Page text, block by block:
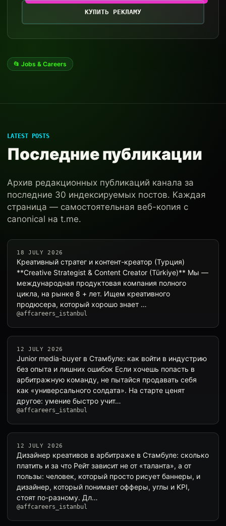
КУПИТЬ РЕКЛАМУ
📂 Jobs & Careers
LATEST POSTS
Последние публикации
Архив редакционных публикаций канала за
последние 30 индексируемых постов. Каждая
страница — самостоятельная веб-копия с
canonical на t.me.
18 JULY 2026
Креативный стратег и контент-креатор (Турция)
**Creative Strategist & Content Creator (Türkiye)** Мы —
международная продуктовая компания полного
цикла, на рынке 8 + лет. Ищем креативного
продюсера, который хорошо знает …
@affcareers_istanbul
12 JULY 2026
Junior media-buyer в Стамбуле: как войти в индустрию
без опыта и лишних ошибок Если хочешь попасть в
арбитражную команду, не пытайся продавать себя
как «универсального солдата». На старте ценят
другое: умение быстро учит…
@affcareers_istanbul
12 JULY 2026
Дизайнер креативов в арбитраже в Стамбуле: сколько
платить и за что Рейт зависит не от «таланта», а от
пользы: человек, который просто рисует баннеры, и
дизайнер, который понимает офферы, углы и KPI,
стоят по-разному. Дл…
@affcareers_istanbul